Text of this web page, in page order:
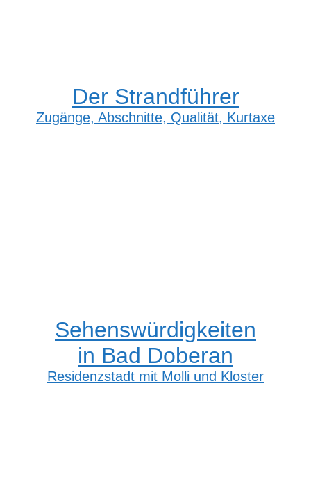
Der Strandführer
Zugänge, Abschnitte, Qualität, Kurtaxe
Sehenswürdigkeiten
in Bad Doberan
Residenzstadt mit Molli und Kloster